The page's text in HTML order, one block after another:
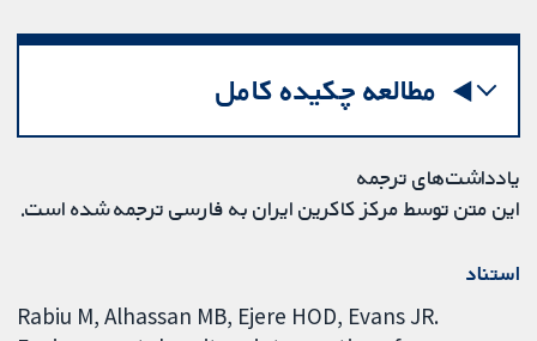
مطالعه چکیده کامل
یادداشت‌های ترجمه
این متن توسط مرکز کاکرین ایران به فارسی ترجمه شده است.
استناد
Rabiu M, Alhassan MB, Ejere HOD, Evans JR.